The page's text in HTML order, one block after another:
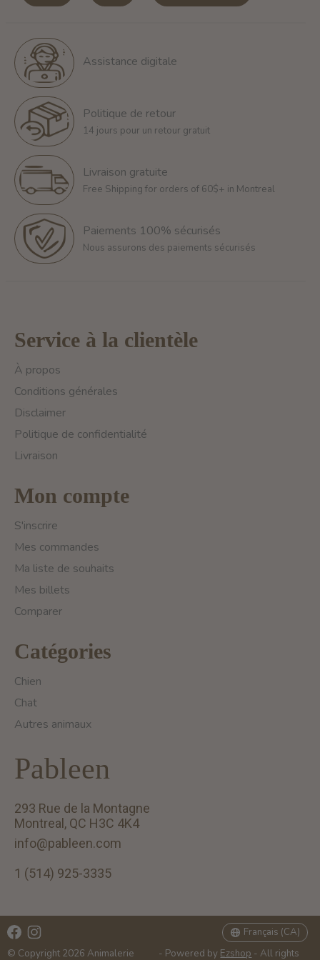
Assistance digitale
Politique de retour
14 jours pour un retour gratuit
Livraison gratuite
Free Shipping for orders of 60$+ in Montreal
Paiements 100% sécurisés
Nous assurons des paiements sécurisés
Service à la clientèle
À propos
Conditions générales
Disclaimer
Politique de confidentialité
Livraison
Mon compte
S'inscrire
Mes commandes
Ma liste de souhaits
Mes billets
Comparer
Catégories
Chien
Chat
Autres animaux
Pableen
293 Rue de la Montagne
Montreal, QC H3C 4K4
info@pableen.com
1 (514) 925-3335
© Copyright 2026 Animalerie
- Powered by Ezshop - All rights
Français (CA)